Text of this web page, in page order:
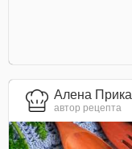
Алена Прика
автор рецепта